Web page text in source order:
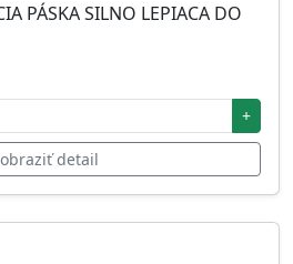
PÁSKA SILNO LEPIACA DO
+
detail